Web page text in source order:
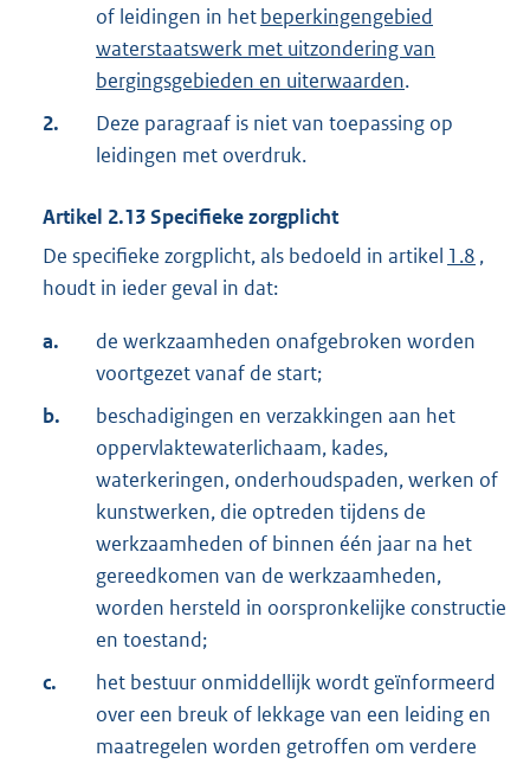
of leidingen in hetbeperkingengebied
waterstaatswerk met uitzondering van
bergingsgebieden en uiterwaarden.
2.
Deze paragraaf is niet van toepassing op
leidingen met overdruk.
Artikel 2.13Specifieke zorgplicht
De specifieke zorgplicht, als bedoeld in artikel 1.8 ,
houdt in ieder geval in dat:
a.
de werkzaamheden onafgebroken worden
voortgezet vanaf de start;
b.
beschadigingen en verzakkingen aan het
oppervlaktewaterlichaam, kades,
waterkeringen, onderhoudspaden, werken of
kunstwerken, die optreden tijdens de
werkzaamheden of binnen één jaar na het
gereedkomen van de werkzaamheden,
worden hersteld in oorspronkelijke constructie
en toestand;
c.
het bestuur onmiddellijk wordt geïnformeerd
over een breuk of lekkage van een leiding en
maatregelen worden getroffen om verdere